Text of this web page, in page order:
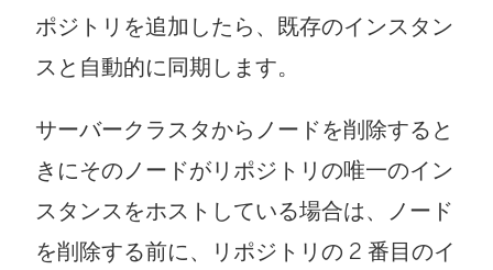
ポジトリを追加したら、既存のインスタン
スと自動的に同期します。
サーバークラスタからノードを削除すると
きにそのノードがリポジトリの唯一のイン
スタンスをホストしている場合は、ノード
を削除する前に、リポジトリの 2 番目のイ